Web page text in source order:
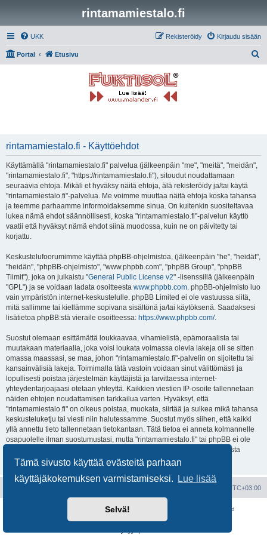
Tämä sivusto käyttää evästeitä parhaan
käyttäjäkokemuksen varmistamiseksi.
Lue lisää
Selvä!
rintamamiestalo.fi
UKK Kirjaudu sisään
Rekisteröidy
Portal Etusivu
rintamamiestalo.fi - Käyttöehdot
Käyttämällä "rintamamiestalo.fi" palvelua (jälkeenpäin "me", "meitä", "meidän",
"rintamamiestalo.fi", "https://rintamamiestalo.fi"), sitoudut noudattamaan
seuraavia ehtoja. Mikäli et hyväksy näitä ehtoja, älä rekisteröidy ja/tai käytä
"rintamamiestalo.fi"-palvelua. Me voimme muuttaa näitä ehtoja koska tahansa
ja teemme parhaamme informoidaksemme sinua. On kuitenkin suositeltavaa
lukea nämä ehdot säännöllisesti, koska "rintamamiestalo.fi"-palvelun käyttö
vaatii että hyväksyt nämä ehdot siinä muodossa, kuin ne on päivitetty tai
korjattu.
Keskustelufoorumimme käyttää phpBB-ohjelmistoa, (jälkeenpäin "he", "heidät",
"heidän", "phpBB-ohjelmisto", "www.phpbb.com", "phpBB Group", "phpBB
Tiimit"), joka on julkaistu "General Public License v2" -lisenssillä (jälkeenpäin
"GPL") ja se voidaan ladata osoitteesta www.phpbb.com. phpBB-ohjelmisto luo
vain ympäristön internet-keskustelulle. phpBB Limited ei ole vastuussa siitä,
mitä sallimme tai kiellämme sopivana sisältönä ja/tai käytöksenä. Saadaksesi
lisätietoa phpBB:stä vieraile osoitteessa: https://www.phpbb.com/.
Suostut olemaan esittämättä loukkaavaa, vihamielistä, epämoraalista tai
muutakaan materiaalia, joka voisi loukata voimassa olevia lakeja oli se sitten
omassa maassasi, se maa, johon "rintamamiestalo.fi"-palvelin on sijoitettu tai
kansainvälisiä lakeja. Toimimalla tätä vastoin voidaan sinut välittömästi ja
lopullisesti poistaa järjestelmän käyttäjistä ja tarvittaessa internet-
yhteydentarjoajaasi otetaan yhteyttä. Kaikkien viestien IP-osoite tallennetaan
näiden ehtojen noudattamisen tarkkailua varten. Hyväksyt, että
"rintamamiestalo.fi" on oikeus poistaa, muokata, siirtää ja sulkea mikä tahansa
keskusteluketju tai viesti niin halutessamme. Suostut myös siihen, että kaikki
yllä annettu tieto tallennetaan tietokantaan. Tätä tietoa ei anneta kolmannelle
osapuolelle ilman suostumustasi, mutta "rintamamiestalo.fi" tai phpBB ei ole
vastuussa mahdollisen tietoturvamurron aiheuttamasta tietojen vuodosta
ulkopuolisille tahoille.
UTC+03:00
Keskustelufoorumin ohjelmistophpBB
® Forum Software © phpBB Limited
Käännös: phpBB Suomi (lurttinen, harritapio, Pettis)